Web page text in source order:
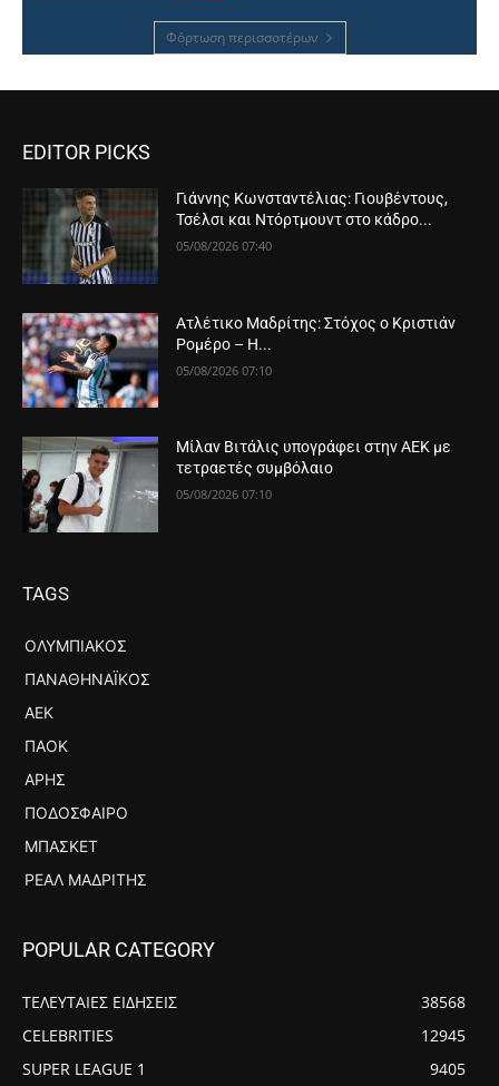
Φόρτωση περισσοτέρων
EDITOR PICKS
Γιάννης Κωνσταντέλιας: Γιουβέντους,
Τσέλσι και Ντόρτμουντ στο κάδρο...
05/08/2026 07:40
Ατλέτικο Μαδρίτης: Στόχος ο Κριστιάν
Ρομέρο – Η...
05/08/2026 07:10
Μίλαν Βιτάλις υπογράφει στην ΑΕΚ με
τετραετές συμβόλαιο
05/08/2026 07:10
TAGS
ΟΛΥΜΠΙΑΚΌΣ
ΠΑΝΑΘΗΝΑΪΚΌΣ
ΑΕΚ
ΠΑΟΚ
ΆΡΗΣ
ΠΟΔΌΣΦΑΙΡΟ
ΜΠΆΣΚΕΤ
ΡΕΆΛ ΜΑΔΡΊΤΗΣ
POPULAR CATEGORY
ΤΕΛΕΥΤΑΙΕΣ ΕΙΔΗΣΕΙΣ
38568
CELEBRITIES
12945
SUPER LEAGUE 1
9405